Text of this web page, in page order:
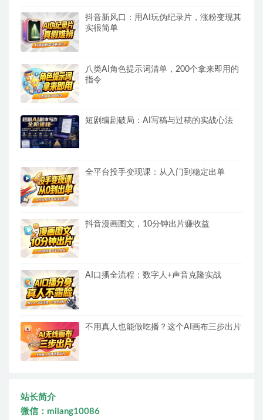
抖音新风口：用AI玩伪纪录片，涨粉变现其
实很简单
八类AI角色提示词清单，200个拿来即用的
指令
短剧编剧破局：AI写稿与过稿的实战心法
全平台投手变现课：从入门到稳定出单
抖音漫画图文，10分钟出片赚收益
AI口播全流程：数字人+声音克隆实战
不用真人也能做吃播？这个AI画布三步出片
站长简介
微信：milang10086